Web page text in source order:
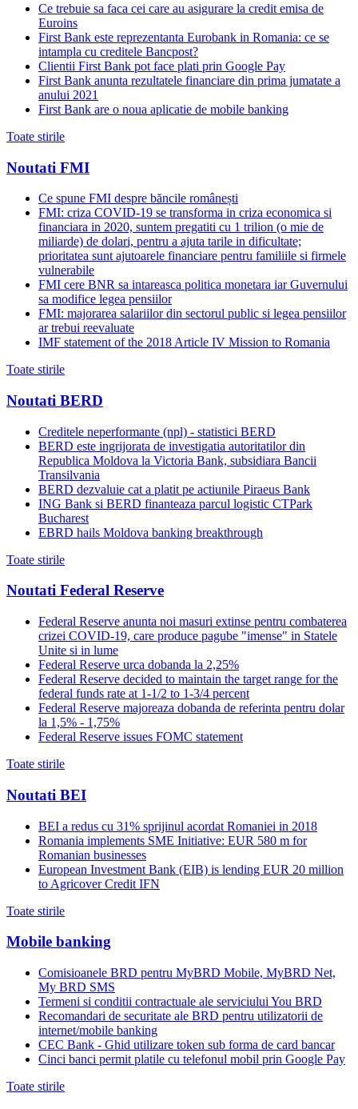
Ce trebuie sa faca cei care au asigurare la credit emisa de
Euroins
First Bank este reprezentanta Eurobank in Romania: ce se
intampla cu creditele Bancpost?
Clientii First Bank pot face plati prin Google Pay
First Bank anunta rezultatele financiare din prima jumatate a
anului 2021
First Bank are o noua aplicatie de mobile banking
Toate stirile
Noutati FMI
Ce spune FMI despre băncile românești
FMI: criza COVID-19 se transforma in criza economica si
financiara in 2020, suntem pregatiti cu 1 trilion (o mie de
miliarde) de dolari, pentru a ajuta tarile in dificultate;
prioritatea sunt ajutoarele financiare pentru familiile si firmele
vulnerabile
FMI cere BNR sa intareasca politica monetara iar Guvernului
sa modifice legea pensiilor
FMI: majorarea salariilor din sectorul public si legea pensiilor
ar trebui reevaluate
IMF statement of the 2018 Article IV Mission to Romania
Toate stirile
Noutati BERD
Creditele neperformante (npl) - statistici BERD
BERD este ingrijorata de investigatia autoritatilor din
Republica Moldova la Victoria Bank, subsidiara Bancii
Transilvania
BERD dezvaluie cat a platit pe actiunile Piraeus Bank
ING Bank si BERD finanteaza parcul logistic CTPark
Bucharest
EBRD hails Moldova banking breakthrough
Toate stirile
Noutati Federal Reserve
Federal Reserve anunta noi masuri extinse pentru combaterea
crizei COVID-19, care produce pagube "imense" in Statele
Unite si in lume
Federal Reserve urca dobanda la 2,25%
Federal Reserve decided to maintain the target range for the
federal funds rate at 1-1/2 to 1-3/4 percent
Federal Reserve majoreaza dobanda de referinta pentru dolar
la 1,5% - 1,75%
Federal Reserve issues FOMC statement
Toate stirile
Noutati BEI
BEI a redus cu 31% sprijinul acordat Romaniei in 2018
Romania implements SME Initiative: EUR 580 m for
Romanian businesses
European Investment Bank (EIB) is lending EUR 20 million
to Agricover Credit IFN
Toate stirile
Mobile banking
Comisioanele BRD pentru MyBRD Mobile, MyBRD Net,
My BRD SMS
Termeni si conditii contractuale ale serviciului You BRD
Recomandari de securitate ale BRD pentru utilizatorii de
internet/mobile banking
CEC Bank - Ghid utilizare token sub forma de card bancar
Cinci banci permit platile cu telefonul mobil prin Google Pay
Toate stirile